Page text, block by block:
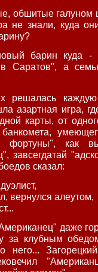
обшитые галуном
не знали, куда
барин куда -
Саратов", а
решалась
азартная игра,
карты, от
фортуны", как
завсегдатай
сказал:
вернулся алеутом,
даже
за клубным
него...